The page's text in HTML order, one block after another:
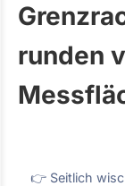
runden
👉 Seitlich